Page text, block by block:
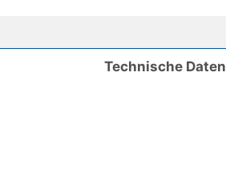
Technische Daten